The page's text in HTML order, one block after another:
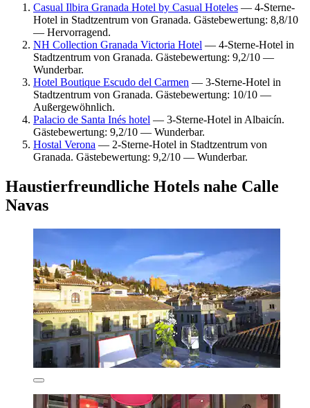
Casual Ilbira Granada Hotel by Casual Hoteles — 4-Sterne-
Hotel in Stadtzentrum von Granada. Gästebewertung: 8,8/10
— Hervorragend.
NH Collection Granada Victoria Hotel — 4-Sterne-Hotel in
Stadtzentrum von Granada. Gästebewertung: 9,2/10 —
Wunderbar.
Hotel Boutique Escudo del Carmen — 3-Sterne-Hotel in
Stadtzentrum von Granada. Gästebewertung: 10/10 —
Außergewöhnlich.
Palacio de Santa Inés hotel — 3-Sterne-Hotel in Albaicín.
Gästebewertung: 9,2/10 — Wunderbar.
Hostal Verona — 2-Sterne-Hotel in Stadtzentrum von
Granada. Gästebewertung: 9,2/10 — Wunderbar.
Haustierfreundliche Hotels nahe Calle
Navas